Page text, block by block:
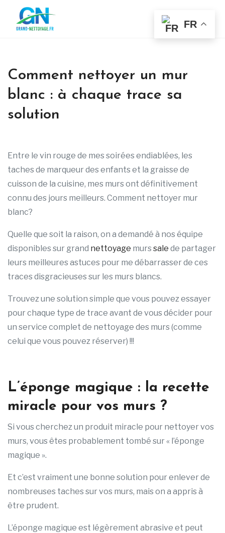
Comment nettoyer un mur
blanc : à chaque trace sa
solution
Entre le vin rouge de mes soirées endiablées, les
taches de marqueur des enfants et la graisse de
cuisson de la cuisine, mes murs ont définitivement
connu des jours meilleurs. Comment nettoyer mur
blanc?
Quelle que soit la raison, on a demandé à nos équipe
disponibles sur grand nettoyage murs sale de partager
leurs meilleures astuces pour me débarrasser de ces
traces disgracieuses sur les murs blancs.
Trouvez une solution simple que vous pouvez essayer
pour chaque type de trace avant de vous décider pour
un service complet de nettoyage des murs (comme
celui que vous pouvez réserver) !!!
L’éponge magique : la recette
miracle pour vos murs ?
Si vous cherchez un produit miracle pour nettoyer vos
murs, vous êtes probablement tombé sur « l’éponge
magique ».
Et c’est vraiment une bonne solution pour enlever de
nombreuses taches sur vos murs, mais on a appris à
être prudent.
L’éponge magique est légèrement abrasive et peut
FR